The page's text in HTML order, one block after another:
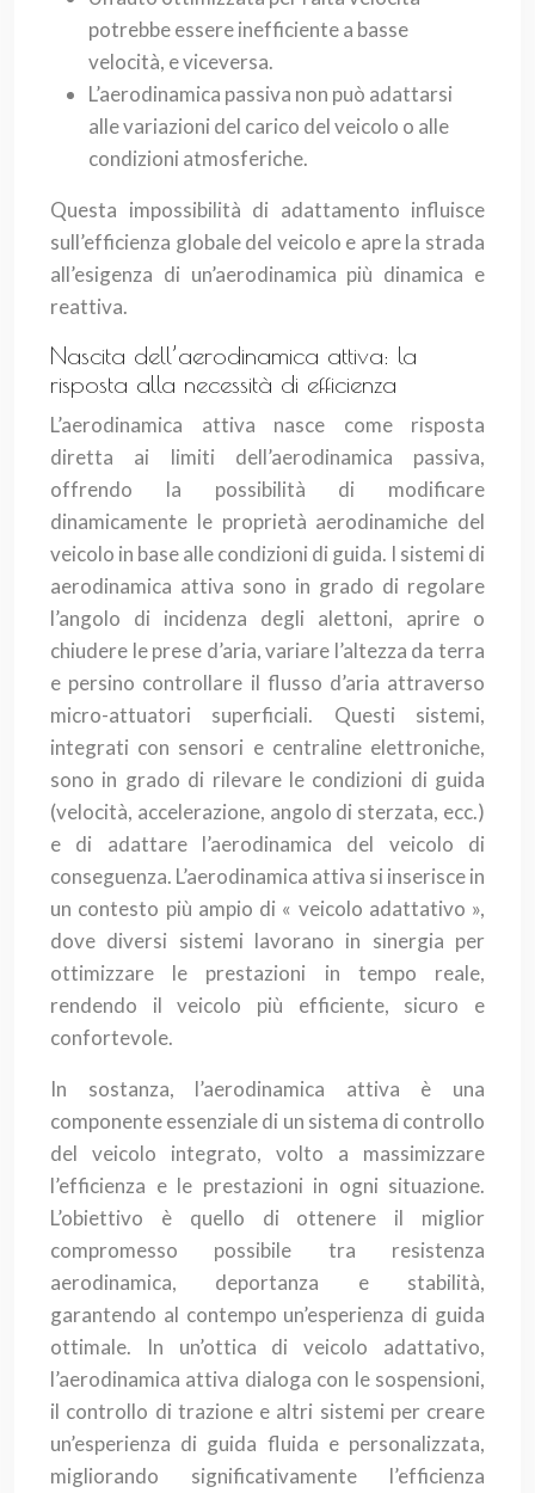
potrebbe essere inefficiente a basse
velocità, e viceversa.
L’aerodinamica passiva non può adattarsi
alle variazioni del carico del veicolo o alle
condizioni atmosferiche.
Questa impossibilità di adattamento influisce
sull’efficienza globale del veicolo e apre la strada
all’esigenza di un’aerodinamica più dinamica e
reattiva.
Nascita dell’aerodinamica attiva: la
risposta alla necessità di efficienza
L’aerodinamica attiva nasce come risposta
diretta ai limiti dell’aerodinamica passiva,
offrendo la possibilità di modificare
dinamicamente le proprietà aerodinamiche del
veicolo in base alle condizioni di guida. I sistemi di
aerodinamica attiva sono in grado di regolare
l’angolo di incidenza degli alettoni, aprire o
chiudere le prese d’aria, variare l’altezza da terra
e persino controllare il flusso d’aria attraverso
micro-attuatori superficiali. Questi sistemi,
integrati con sensori e centraline elettroniche,
sono in grado di rilevare le condizioni di guida
(velocità, accelerazione, angolo di sterzata, ecc.)
e di adattare l’aerodinamica del veicolo di
conseguenza. L’aerodinamica attiva si inserisce in
un contesto più ampio di « veicolo adattativo »,
dove diversi sistemi lavorano in sinergia per
ottimizzare le prestazioni in tempo reale,
rendendo il veicolo più efficiente, sicuro e
confortevole.
In sostanza, l’aerodinamica attiva è una
componente essenziale di un sistema di controllo
del veicolo integrato, volto a massimizzare
l’efficienza e le prestazioni in ogni situazione.
L’obiettivo è quello di ottenere il miglior
compromesso possibile tra resistenza
aerodinamica, deportanza e stabilità,
garantendo al contempo un’esperienza di guida
ottimale. In un’ottica di veicolo adattativo,
l’aerodinamica attiva dialoga con le sospensioni,
il controllo di trazione e altri sistemi per creare
un’esperienza di guida fluida e personalizzata,
migliorando significativamente l’efficienza